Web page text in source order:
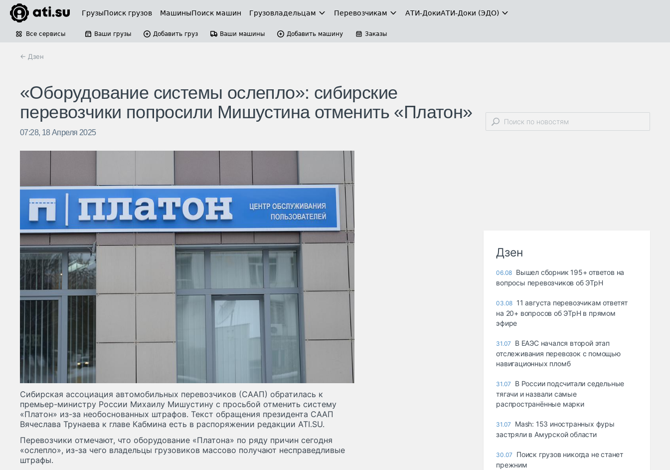
ГрузыПоиск грузов МашиныПоиск машин Грузовладельцам Перевозчикам АТИ-ДокиАТИ-Доки (ЭДО)
Все сервисы Ваши грузы Добавить груз Ваши машины Добавить машину Заказы
← Дзен
«Оборудование системы ослепло»: сибирские
перевозчики попросили Мишустина отменить «Платон»
07:28, 18 Апреля 2025
Сибирская ассоциация автомобильных перевозчиков (СААП) обратилась к
премьер-министру России Михаилу Мишустину с просьбой отменить систему
«Платон» из-за необоснованных штрафов. Текст обращения президента СААП
Вячеслава Трунаева к главе Кабмина есть в распоряжении редакции ATI.SU.
Перевозчики отмечают, что оборудование «Платона» по ряду причин сегодня
«ослепло», из-за чего владельцы грузовиков массово получают несправедливые
штрафы.
Дзен
06.08 Вышел сборник 195+ ответов на
вопросы перевозчиков об ЭТрН
03.08 11 августа перевозчикам ответят
на 20+ вопросов об ЭТрН в прямом
эфире
31.07
В ЕАЭС начался второй этап
отслеживания перевозок с помощью
навигационных пломб
31.07
В России подсчитали седельные
тягачи и назвали самые
распространённые марки
31.07
Mash: 153 иностранных фуры
застряли в Амурской области
30.07
Поиск грузов никогда не станет
прежним